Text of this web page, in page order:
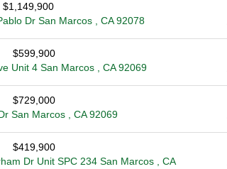
$1,149,900
Dr San Marcos , CA 92078
$599,900
Unit 4 San Marcos , CA 92069
$729,000
San Marcos , CA 92069
$419,900
Dr Unit SPC 234 San Marcos , CA